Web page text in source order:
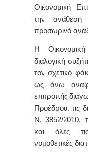
Οικονομική
την ανάθεση
προσωρινό
Η
διαλογική
τον σχετικό
ως άνω
επιτροπής
Προέδρου, τις
Ν. 3852/2010,
και όλες
νομοθετικές